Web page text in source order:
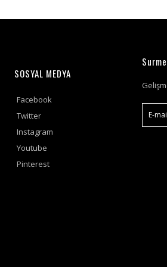
SOSYAL MEDYA
Facebook
Twitter
Instagram
Youtube
Pinterest